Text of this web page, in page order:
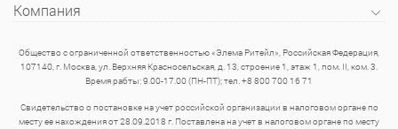
Компания
Общество с ограниченной ответственностью «Элема Ритейл», Российская Федерация,
107140, г. Москва, ул. Верхняя Красносельская, д. 13, строение 1, этаж 1, пом. II, ком. 3.
Время рабты: 9.00-17.00 (ПН-ПТ); тел. +8 800 700 16 71
Свидетельство о постановке на учет российской организации в налоговом органе по
месту ее нахождения от 28.09.2018 г. Поставлена на учет в налоговом органе по месту